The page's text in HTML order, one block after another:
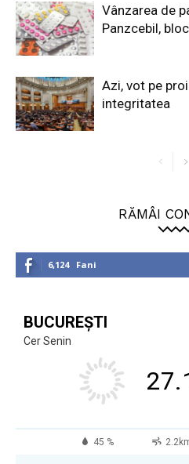
Vânzarea de
Panzcebil,
Azi, vot pe
integritatea
RĂMÂI
6,124 Fani
BUCUREȘTI
Cer Senin
45 %